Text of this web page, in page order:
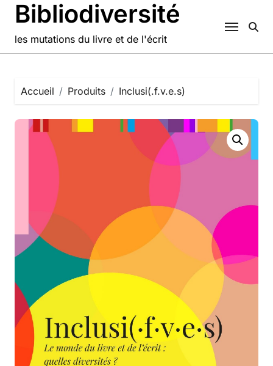
Passer
contenu
Bibliodiversité
les mutations du livre et de l'écrit
Accueil Produits Inclusi(.f.v.e.s)